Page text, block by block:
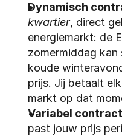
Dynamisch
kwartier, direct
energiemarkt: de
zomermiddag
koude
prijs. Jij betaalt
markt op dat
Variabel
past jouw prijs